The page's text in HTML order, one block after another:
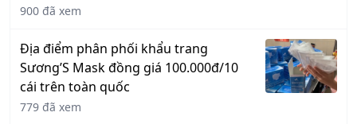
900 đã xem
Địa điểm phân phối khẩu trang
Sương’S Mask đồng giá 100.000đ/10
cái trên toàn quốc
779 đã xem